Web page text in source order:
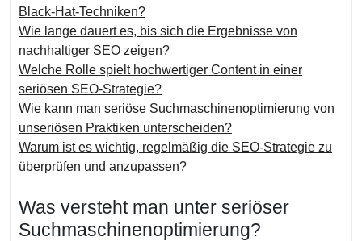
Black-Hat-Techniken?
Wie lange dauert es, bis sich die Ergebnisse von
nachhaltiger SEO zeigen?
Welche Rolle spielt hochwertiger Content in einer
seriösen SEO-Strategie?
Wie kann man seriöse Suchmaschinenoptimierung von
unseriösen Praktiken unterscheiden?
Warum ist es wichtig, regelmäßig die SEO-Strategie zu
überprüfen und anzupassen?
Was versteht man unter seriöser
Suchmaschinenoptimierung?